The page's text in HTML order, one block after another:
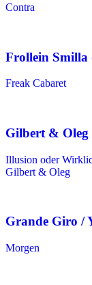
Contra
Frollein Smilla
Freak Cabaret
Gilbert & Oleg
Illusion oder
Gilbert & Oleg
Grande Giro /
Morgen